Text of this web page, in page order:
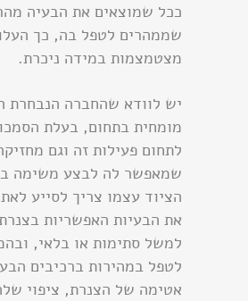
ככל שמוצאים את הבעיה
שממהרים לטפל בה, כך
מצטמצמות במידה ניכרת.
יש לוודא שהחברה הנבחרת
מומחית בתחום, בעלת
לתחום פעילות זה וגם
שמאפשר לה לבצע משימה
הציוד עצמו צריך לסייע
את הבעיות האפשריות
למשל סתימות או בלאי,
לטפל במהירות ברכיבים
אטימה של הצנרת, ציפוי